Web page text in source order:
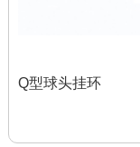
Q型球头挂环